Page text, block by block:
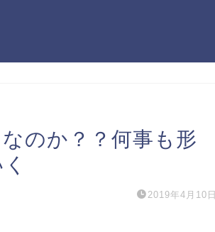
のか？？何事も形
2019年4月10日